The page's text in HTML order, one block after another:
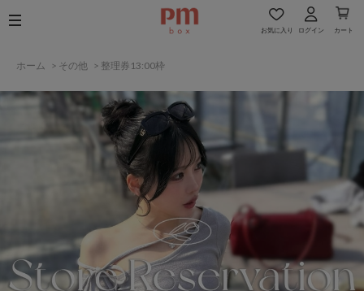
お気に入り ログイン カート
ホーム > その他 > 整理券13:00枠